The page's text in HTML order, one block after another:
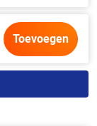
Toevoegen